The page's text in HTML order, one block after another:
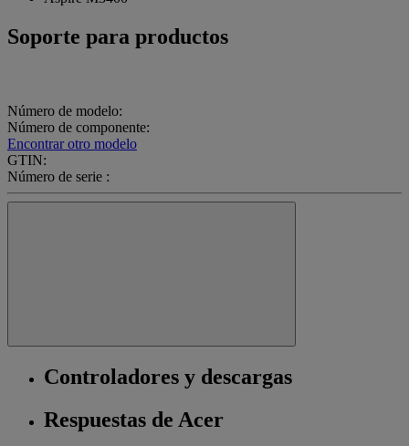
Soporte para productos
Número de modelo:
Número de componente:
Encontrar otro modelo
GTIN:
Número de serie :
Controladores y descargas
Respuestas de Acer